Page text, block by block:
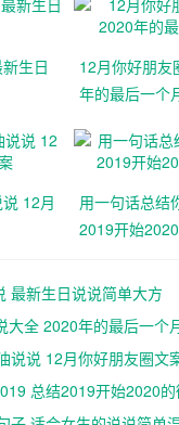
生日
12月你好朋友
年的最后一个
12月
用一句话总结
2019开始
最新生日说说简单大方
大全 2020年的最后一个
说说 12月你好朋友圈文
总结2019开始2020